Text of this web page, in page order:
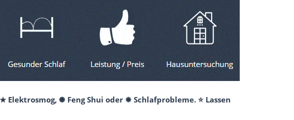
✺ Feng Shui oder ✹ Schlafprobleme. ⭐ Lassen